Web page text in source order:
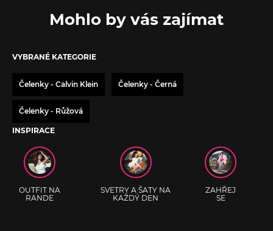
Mohlo by vás zajímat
VYBRANÉ KATEGORIE
Čelenky - Calvin Klein Čelenky - Černá
Čelenky - Růžová
INSPIRACE
OUTFIT NA
RANDE
SVETRY A ŠATY NA
KAŽDÝ DEN
ZAHŘEJ
SE